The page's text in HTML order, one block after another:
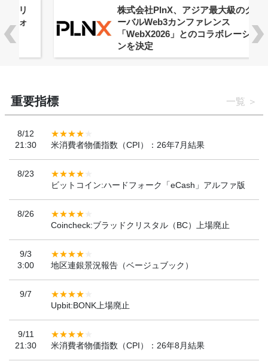
株式会社PlnX、アジア最大級のグロ
ーバルWeb3カンファレンス
「WebX2026」とのコラボレーショ
ンを決定
重要指標 一覧
8/12
21:30
米消費者物価指数（CPI）：26年7月結果
8/23
ビットコイン:ハードフォーク「eCash」アルファ版
8/26
Coincheck:ブラッドクリスタル（BC）上場廃止
9/3
3:00
地区連銀景況報告（ベージュブック）
9/7
Upbit:BONK上場廃止
9/11
21:30
米消費者物価指数（CPI）：26年8月結果